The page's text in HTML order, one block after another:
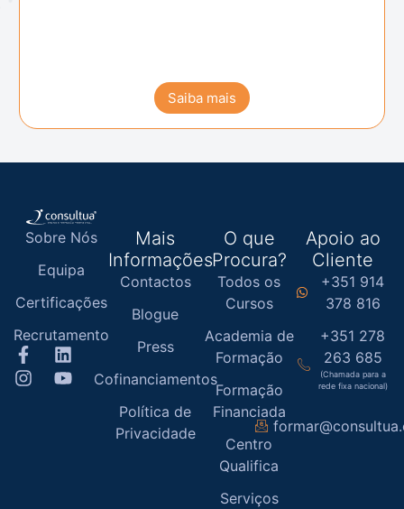
Saiba mais
Sobre Nós
Equipa
Certificações
Recrutamento
Mais
Informações
Contactos
Blogue
Press
Cofinanciamentos
Política de
Privacidade
O que
Procura?
Todos os
Cursos
Academia de
Formação
Formação
Financiada
Centro
Qualifica
Serviços
Apoio ao
Cliente
+351 914
378 816
+351 278
263 685
(Chamada para a
rede fixa nacional)